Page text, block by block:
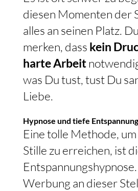
diesen Momenten der
alles an seinen Platz.
merken, dass kein
harte Arbeit
was Du tust, tust Du
Liebe.
Hypnose und tiefe Entspannung
Eine tolle Methode,
Stille zu erreichen, ist
Werbung an dieser